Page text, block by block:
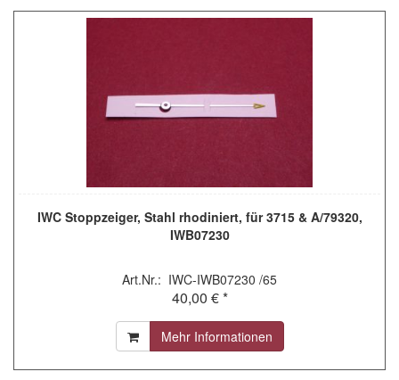
IWC Stoppzeiger, Stahl rhodiniert, für 3715 & A/79320,
IWB07230
Art.Nr.: IWC-IWB07230 /65
40,00 € *
Mehr Informationen